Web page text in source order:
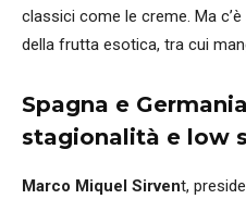
classici come le creme. Ma
della frutta esotica, tra cui
Spagna e
stagionalità e low
Marco Miquel Sirvent,